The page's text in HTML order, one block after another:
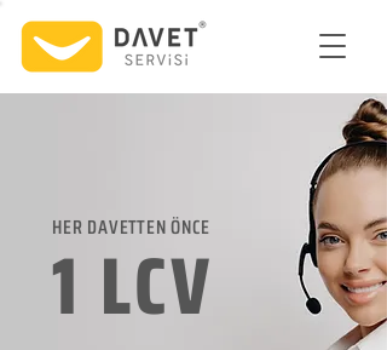
HER DAVETTEN ÖNCE
1 LCV